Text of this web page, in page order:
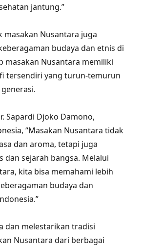
jantung.”
masakan Nusantara juga
budaya dan etnis di
masakan Nusantara memiliki
tersendiri yang turun-temurun
Sapardi Djoko Damono,
“Masakan Nusantara tidak
dan aroma, tetapi juga
dan sejarah bangsa. Melalui
kita bisa memahami lebih
budaya dan
dan melestarikan tradisi
Nusantara dari berbagai